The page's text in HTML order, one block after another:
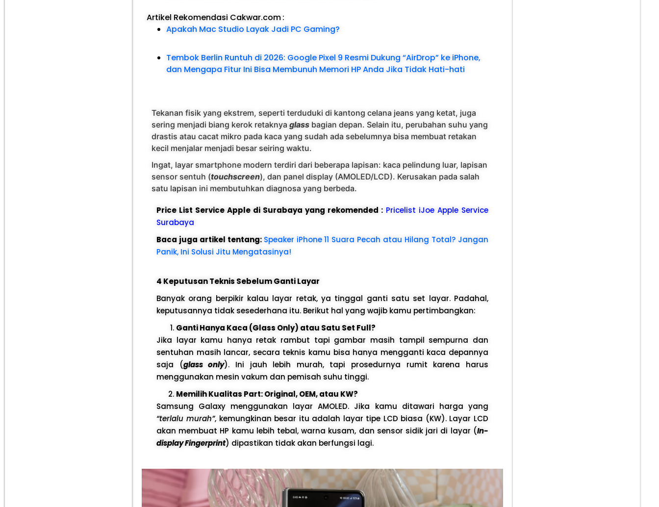
Artikel Rekomendasi Cakwar.com:
Apakah Mac Studio Layak Jadi PC Gaming?
Tembok Berlin Runtuh di 2026: Google Pixel 9 Resmi Dukung “AirDrop” ke iPhone,
dan Mengapa Fitur Ini Bisa Membunuh Memori HP Anda Jika Tidak Hati-hati
Tekanan fisik yang ekstrem, seperti terduduki di kantong celana jeans yang ketat, juga
sering menjadi biang kerok retaknya glassbagian depan. Selain itu, perubahan suhu yang
drastis atau cacat mikro pada kaca yang sudah ada sebelumnya bisa membuat retakan
kecil menjalar menjadi besar seiring waktu.
Ingat, layar smartphone modern terdiri dari beberapa lapisan: kaca pelindung luar, lapisan
sensor sentuh (touchscreen), dan panel display (AMOLED/LCD). Kerusakan pada salah
satu lapisan ini membutuhkan diagnosa yang berbeda.
Price List Service Apple di Surabaya yang rekomended : Pricelist iJoe Apple Service
Surabaya
Baca juga artikel tentang: Speaker iPhone 11 Suara Pecah atau Hilang Total? Jangan
Panik, Ini Solusi Jitu Mengatasinya!
4 Keputusan Teknis Sebelum Ganti Layar
Banyak orang berpikir kalau layar retak, ya tinggal ganti satu set layar. Padahal,
keputusannya tidak sesederhana itu. Berikut hal yang wajib kamu pertimbangkan:
Ganti Hanya Kaca (Glass Only) atau Satu Set Full?
Jika layar kamu hanya retak rambut tapi gambar masih tampil sempurna dan
sentuhan masih lancar, secara teknis kamu bisa hanya mengganti kaca depannya
saja (glass only). Ini jauh lebih murah, tapi prosedurnya rumit karena harus
menggunakan mesin vakum dan pemisah suhu tinggi.
Memilih Kualitas Part: Original, OEM, atau KW?
Samsung Galaxy menggunakan layar AMOLED. Jika kamu ditawari harga yang
“terlalu murah”, kemungkinan besar itu adalah layar tipe LCD biasa (KW). Layar LCD
akan membuat HP kamu lebih tebal, warna kusam, dan sensor sidik jari di layar (In-
display Fingerprint) dipastikan tidak akan berfungsi lagi.